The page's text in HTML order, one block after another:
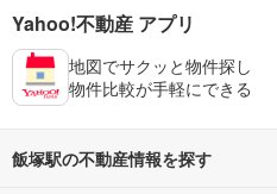
Yahoo!不動産 アプリ
地図でサクッと物件探し
物件比較が手軽にできる
飯塚駅の不動産情報を探す